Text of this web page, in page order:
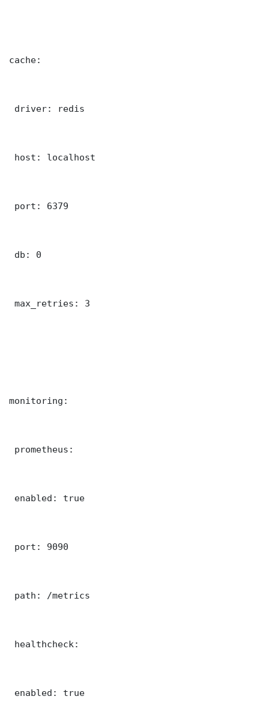
cache:
driver: redis
host: localhost
port: 6379
db: 0
max_retries: 3
monitoring:
prometheus:
enabled: true
port: 9090
path: /metrics
healthcheck:
enabled: true